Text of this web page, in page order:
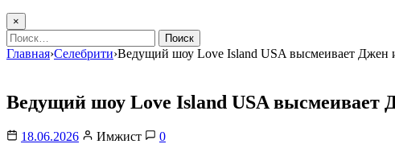
×
Найти:
Главная›Селебрити›Ведущий шоу Love Island USA высмеивает Джен
Ведущий шоу Love Island USA высмеивает
18.06.2026 Имжист
0